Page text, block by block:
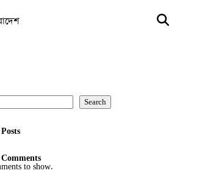
Search
to show.